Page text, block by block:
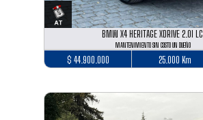
BMW X4 HERITAGE XDRIVE 2.0I LCI
MANTENIMIENTO SIN COSTO UN DUEÑO
$ 44.900.000 25.000 Km